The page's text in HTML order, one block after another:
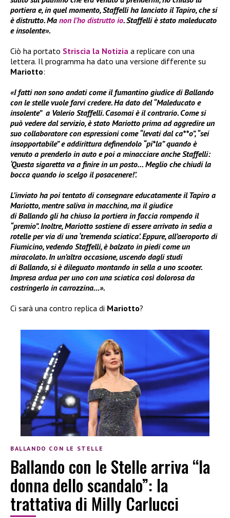
portiera e, in quel momento, Staffelli ha lanciato il Tapiro, che si
è distrutto. Ma non l’ho distrutto io. Staffelli è stato maleducato
e insolente».
Ciò ha portato Striscia la Notizia a replicare con una
lettera. Il programma ha dato una versione differente su
Mariotto:
«I fatti non sono andati come il fumantino giudice di Ballando
con le stelle vuole farvi credere. Ha dato del “Maleducato e
insolente” a Valerio Staffelli. Casomai è il contrario. Come si
può vedere dal servizio, è stato Mariotto prima ad aggredire un
suo collaboratore con espressioni come “levati dal ca**o”, “sei
insopportabile” e addirittura definendolo “pi*la” quando è
venuto a prenderlo in auto e poi a minacciare anche Staffelli:
‘Questa sigaretta va a finire in un posto… Meglio che chiudi la
bocca quando io scelgo il posacenere!’.
L’inviato ha poi tentato di consegnare educatamente il Tapiro a
Mariotto, mentre saliva in macchina, ma il giudice
di Ballando gli ha chiuso la portiera in faccia rompendo il
“premio”. Inoltre, Mariotto sostiene di essere arrivato in sedia a
rotelle per via di una ‘tremenda sciatica’. Eppure, all’aeroporto di
Fiumicino, vedendo Staffelli, è balzato in piedi come un
miracolato. In un’altra occasione, uscendo dagli studi
di Ballando, si è dileguato montando in sella a uno scooter.
Impresa ardua per uno con una sciatica così dolorosa da
costringerlo in carrozzina…».
Ci sarà una contro replica di Mariotto?
BALLANDO CON LE STELLE
Ballando con le Stelle arriva “la
donna dello scandalo”: la
trattativa di Milly Carlucci